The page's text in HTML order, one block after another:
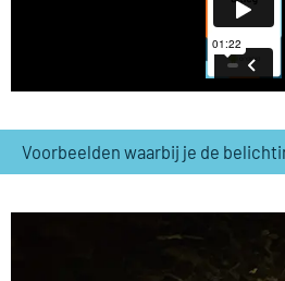
Voorbeelden waarbij je de